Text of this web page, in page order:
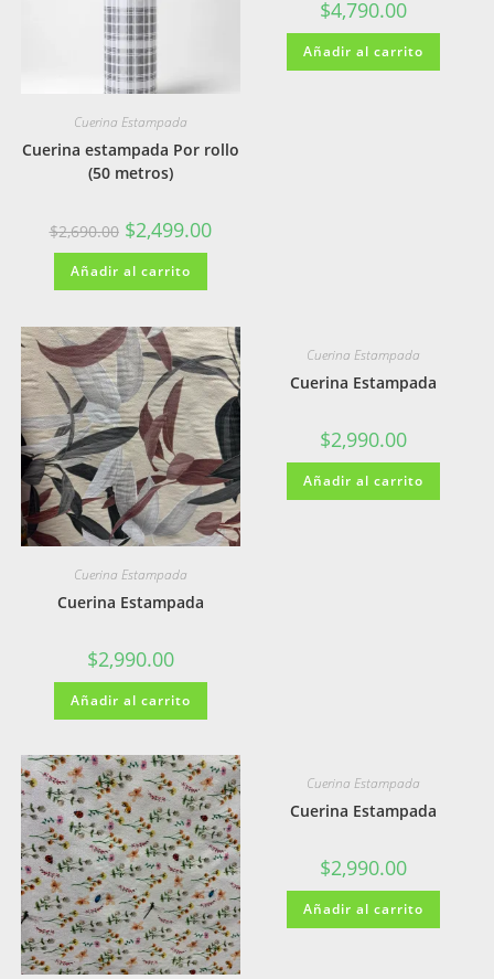
Cuerina Estampada
Cuerina estampada Por rollo
(50 metros)
$2,690.00 El
precio
original
era:
$2,690.00.
$2,499.00El
precio
Añadir al carrito
$4,790.00
Añadir al carrito
Cuerina Estampada
Cuerina Estampada
$2,990.00
Añadir al carrito
Cuerina Estampada
Cuerina Estampada
$2,990.00
Añadir al carrito
Cuerina Estampada
Cuerina Estampada
$2,990.00
Añadir al carrito